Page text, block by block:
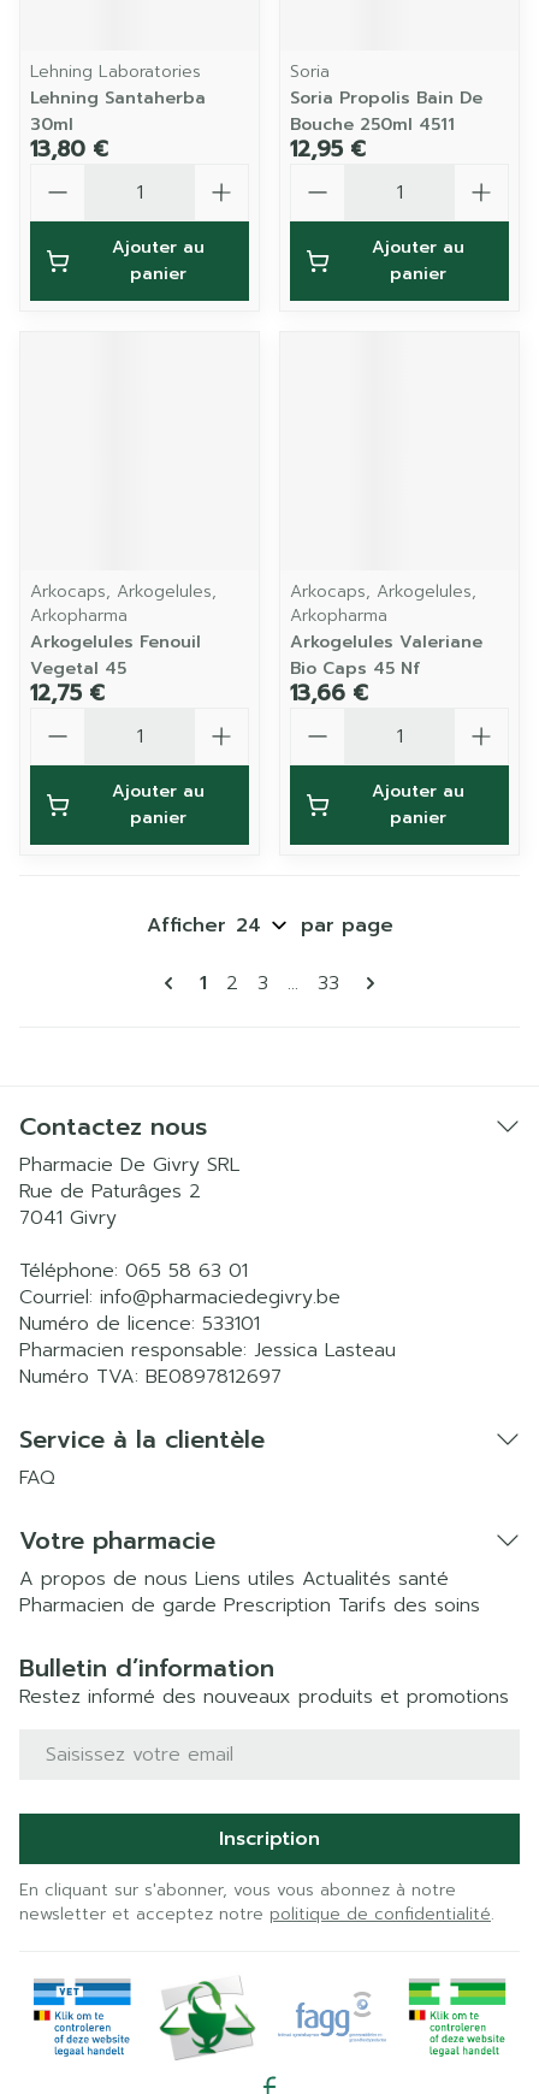
Lehning Laboratories
Lehning Santaherba
30ml
13,80 €
Ajouter au
panier
Soria
Soria Propolis Bain De
Bouche 250ml 4511
12,95 €
Ajouter au
panier
Arkocaps, Arkogelules,
Arkopharma
Arkogelules Fenouil
Vegetal 45
12,75 €
Ajouter au
panier
Arkocaps, Arkogelules,
Arkopharma
Arkogelules Valeriane
Bio Caps 45 Nf
13,66 €
Ajouter au
panier
Pages
Vous lisez actuellement la page
1 Page
2 Page
3 ... Page
33
Afficher par page
Contactez nous
Pharmacie De Givry SRL
Rue de Paturâges 2
7041 Givry
Téléphone: 065 58 63 01
Courriel: info@pharmaciedegivry.be
Numéro de licence: 533101
Pharmacien responsable: Jessica Lasteau
Numéro TVA: BE0897812697
Service à la clientèle
FAQ
Votre pharmacie
A propos de nous Liens utiles Actualités santé
Pharmacien de garde Prescription Tarifs des soins
Bulletin d’information
Restez informé des nouveaux produits et promotions
Adresse mail
Inscription
En cliquant sur s'abonner, vous vous abonnez à notre
newsletter et acceptez notre politique de confidentialité.